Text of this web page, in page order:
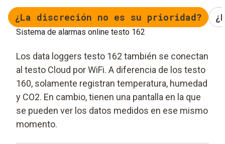
¿La discreción no es su prioridad?
Sistema de alarmas online testo 162
Los data loggers testo 162 también se conectan
al testo Cloud por WiFi. A diferencia de los testo
160, solamente registran temperatura, humedad
y CO2. En cambio, tienen una pantalla en la que
se pueden ver los datos medidos en ese mismo
momento.